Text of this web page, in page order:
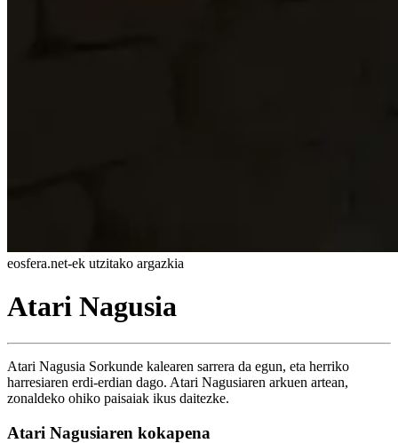
eosfera.net-ek utzitako argazkia
Atari Nagusia
Atari Nagusia Sorkunde kalearen sarrera da egun, eta herriko
harresiaren erdi-erdian dago. Atari Nagusiaren arkuen artean,
zonaldeko ohiko paisaiak ikus daitezke.
Atari Nagusiaren kokapena